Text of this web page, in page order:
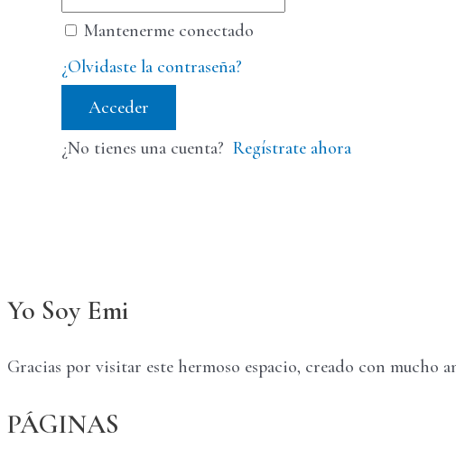
Mantenerme conectado
¿Olvidaste la contraseña?
Acceder
¿No tienes una cuenta? Regístrate ahora
Yo Soy Emi
Gracias por visitar este hermoso espacio, creado con mucho
PÁGINAS